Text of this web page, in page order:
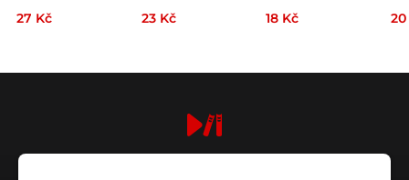
27 Kč
23 Kč
18 Kč
20